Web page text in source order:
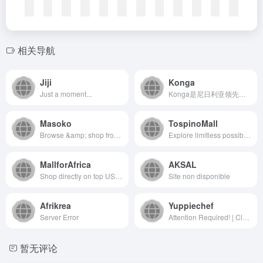
相关导航
Jiji
Just a moment...
Konga
Masoko TospinoMall
MallforAfrica AKSAL
Site non disponible
Afrikrea
Server Error
Yuppiechef
暂无评论